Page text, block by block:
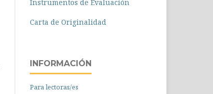
Instrumentos de Evaluación
Carta de Originalidad
INFORMACIÓN
Para lectoras/es